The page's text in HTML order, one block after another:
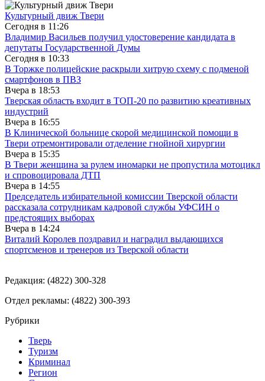
Культурный движ Твери
Сегодня в 11:26
Владимир Васильев получил удостоверение кандидата в
депутаты Государственной Думы
Сегодня в 10:33
В Торжке полицейские раскрыли хитрую схему с подменой
смартфонов в ПВЗ
Вчера в 18:53
Тверская область входит в ТОП-20 по развитию креативных
индустрий
Вчера в 16:55
В Клинической больнице скорой медицинской помощи в
Твери отремонтировали отделение гнойной хирургии
Вчера в 15:35
В Твери женщина за рулем иномарки не пропустила мотоцикл
и спровоцировала ДТП
Вчера в 14:55
Председатель избирательной комиссии Тверской области
рассказала сотрудникам кадровой службы УФСИН о
предстоящих выборах
Вчера в 14:24
Виталий Королев поздравил и наградил выдающихся
спортсменов и тренеров из Тверской области
Редакция: (4822) 300-328
Отдел рекламы: (4822) 300-393
Рубрики
Тверь
Туризм
Криминал
Регион